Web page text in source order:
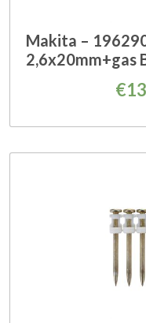
Makita –
2,6x20mm+gas
€